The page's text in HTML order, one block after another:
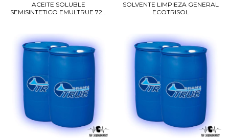
ACEITE SOLUBLE
SEMISINTETICO EMULTRUE 72...
SOLVENTE LIMPIEZA GENERAL
ECOTRISOL